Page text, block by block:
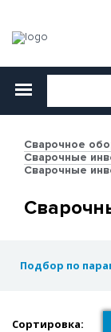
Сварочное
Сварочные
Сварочные
Подбор по
Сортировка: